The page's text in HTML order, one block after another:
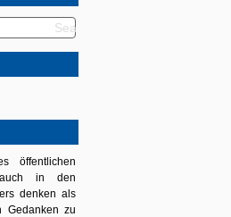
öffentlichen
in den
denken als
Gedanken zu